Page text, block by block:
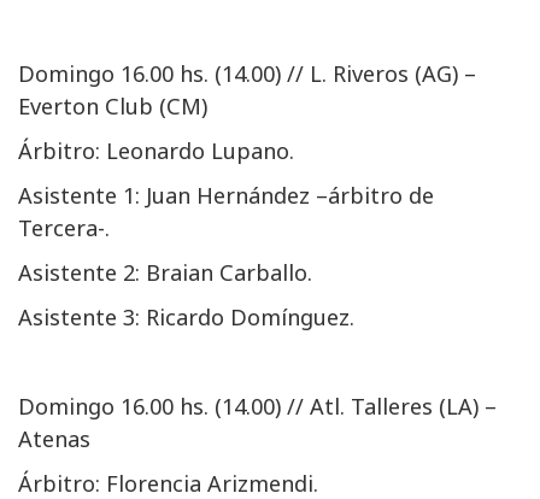
Domingo 16.00 hs. (14.00) // L. Riveros (AG) –
Everton Club (CM)
Árbitro: Leonardo Lupano.
Asistente 1: Juan Hernández –árbitro de
Tercera-.
Asistente 2: Braian Carballo.
Asistente 3: Ricardo Domínguez.
Domingo 16.00 hs. (14.00) // Atl. Talleres (LA) –
Atenas
Árbitro: Florencia Arizmendi.